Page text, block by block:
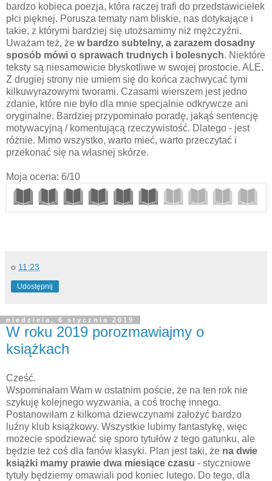
bardzo kobieca poezja, która raczej trafi do przedstawicielek
płci pięknej. Porusza tematy nam bliskie, nas dotykające i
takie, z którymi bardziej się utożsamimy niż mężczyźni.
Uważam też, że w bardzo subtelny, a zarazem dosadny
sposób mówi o sprawach trudnych i bolesnych. Niektóre
teksty są niesamowicie błyskotliwe w swojej prostocie. ALE.
Z drugiej strony nie umiem się do końca zachwycać tymi
kilkuwyrazowymi tworami. Czasami wierszem jest jedno
zdanie, które nie było dla mnie specjalnie odkrywcze ani
oryginalne. Bardziej przypominało poradę, jakąś sentencję
motywacyjną / komentującą rzeczywistość. Dlatego - jest
różnie. Mimo wszystko, warto mieć, warto przeczytać i
przekonać się na własnej skórze.
Moja ocena: 6/10
o 11:23
Udostępnij
niedziela, 6 stycznia 2019
W roku 2019 porozmawiajmy o
książkach
Cześć.
Wspominałam Wam w ostatnim poście, że na ten rok nie
szykuję kolejnego wyzwania, a coś trochę innego.
Postanowiłam z kilkoma dziewczynami założyć bardzo
luźny klub książkowy. Wszystkie lubimy fantastykę, więc
możecie spodziewać się sporo tytułów z tego gatunku, ale
będzie też coś dla fanów klasyki. Plan jest taki, że na dwie
książki mamy prawie dwa miesiące czasu - styczniowe
tytuły będziemy omawiali pod koniec lutego. Do tego, dla